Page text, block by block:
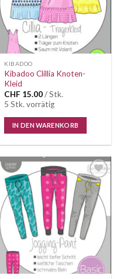
KIBADOO
Kibadoo Clillia Knoten-
Kleid
CHF 15.00/ Stk.
5 Stk. vorrätig
IN DEN WARENKORB
Auf die
Wunschliste